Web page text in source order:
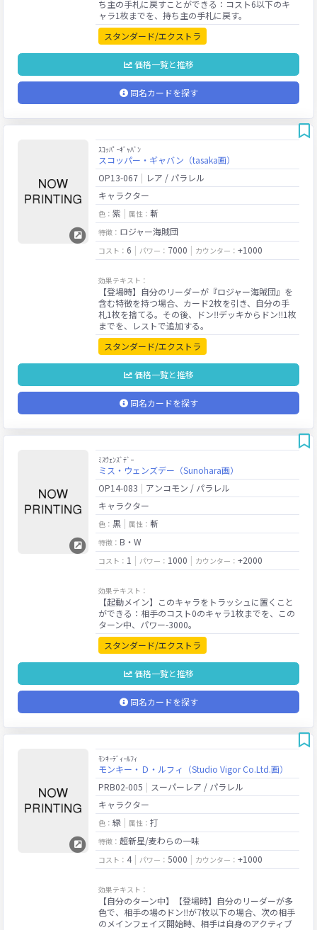
ち主の手札に戻すことができる：コスト6以下のキ
スタンダード/エクストラ
価格一覧と推移
同名カードを探す
ｽｺｯﾊﾟｰｷﾞｬﾊﾞﾝ
スコッパー・ギャバン（tasaka画）
OP13-067
レア / パラレル
キャラクター
色： 紫 属性： 斬
特徴： ロジャー海賊団
コスト： 6 パワー： 7000 カウンター： +1000
効果テキスト：
【登場時】自分のリーダーが『ロジャー海賊団』を
含む特徴を持つ場合、カード2枚を引き、自分の手
札1枚を捨てる。その後、ドン‼デッキからドン‼1枚
スタンダード/エクストラ
価格一覧と推移
同名カードを探す
ﾐｽｳｪﾝｽﾞﾃﾞｰ
ミス・ウェンズデー（Sunohara画）
OP14-083
アンコモン / パラレル
キャラクター
色： 黒 属性： 斬
特徴： B・W
コスト： 1 パワー： 1000 カウンター： +2000
効果テキスト：
【起動メイン】このキャラをトラッシュに置くこと
ができる：相手のコスト0のキャラ1枚までを、この
スタンダード/エクストラ
価格一覧と推移
同名カードを探す
ﾓﾝｷｰﾃﾞｨｰﾙﾌｨ
モンキー・Ｄ・ルフィ（Studio Vigor Co.Ltd.画）
PRB02-005
スーパーレア / パラレル
キャラクター
色： 緑 属性： 打
特徴： 超新星/麦わらの一味
コスト： 4 パワー： 5000 カウンター： +1000
効果テキスト：
【自分のターン中】【登場時】自分のリーダーが多
色で、相手の場のドン‼が7枚以下の場合、次の相手
のメインフェイズ開始時、相手は自身のアクティブ